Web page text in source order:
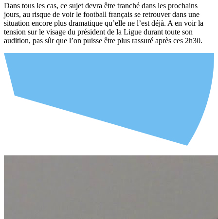
Dans tous les cas, ce sujet devra être tranché dans les prochains
jours, au risque de voir le football français se retrouver dans une
situation encore plus dramatique qu’elle ne l’est déjà. A en voir la
tension sur le visage du président de la Ligue durant toute son
audition, pas sûr que l’on puisse être plus rassuré après ces 2h30.